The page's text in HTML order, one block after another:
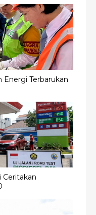
Terbarukan
Ceritakan